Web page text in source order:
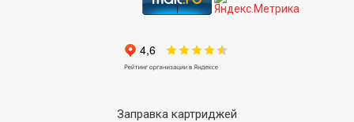
Заправка картриджей